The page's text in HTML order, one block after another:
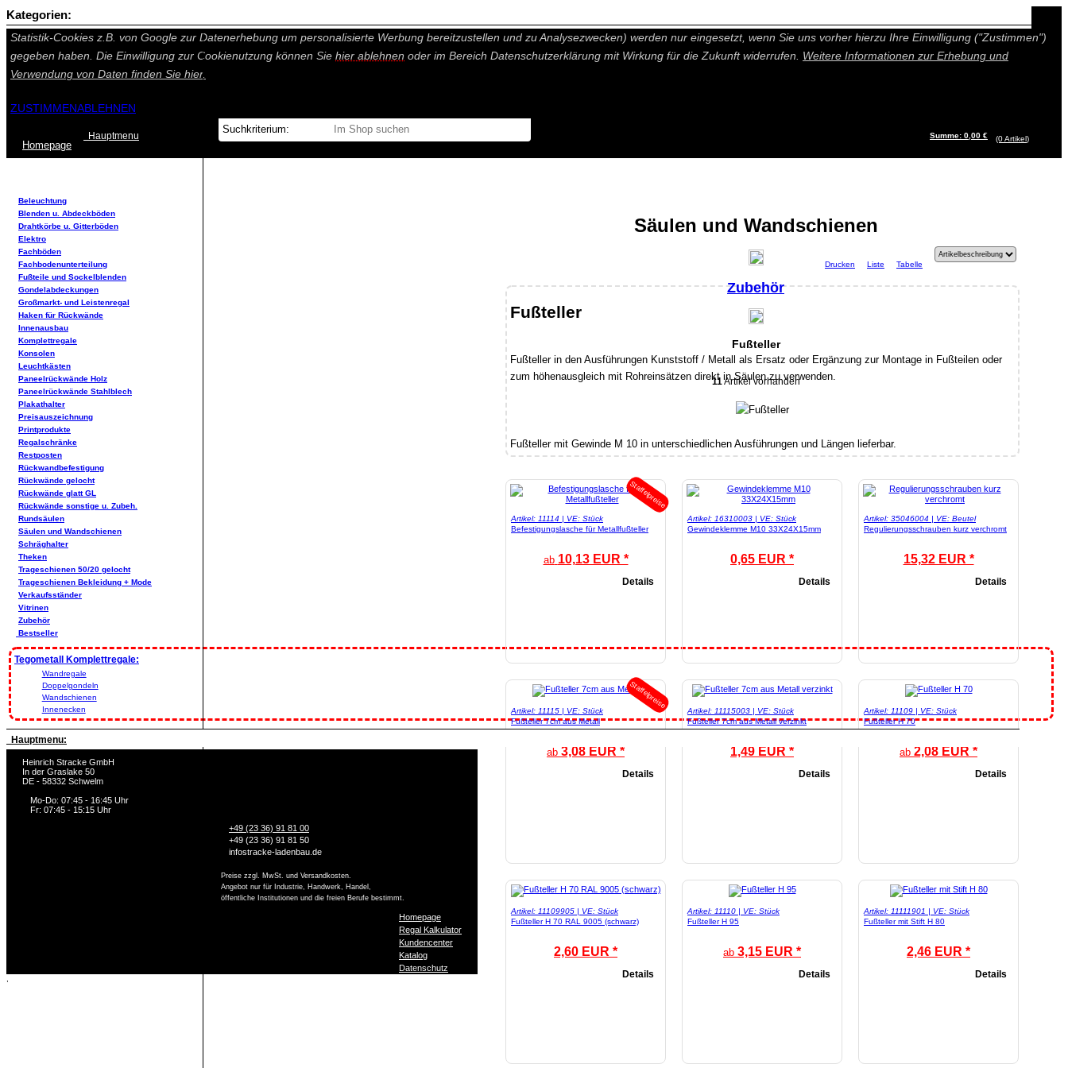
Auf dieser Seite werden technisch notwendige Cookies gesetzt. Technisch nicht notwendige Cookies und Statistik Funktionen, die Ihnen ein besseres und individuelleres Angebot bieten (Marketing- und
Statistik-Cookies z.B. von Google zur Datenerhebung um personalisierte Werbung bereitzustellen und zu Analysezwecken) werden nur eingesetzt, wenn Sie uns vorher hierzu Ihre Einwilligung ("Zustimmen")
gegeben haben. Die Einwilligung zur Cookienutzung können Sie hier ablehnen oder im Bereich Datenschutzerklärung mit Wirkung für die Zukunft widerrufen. Weitere Informationen zur Erhebung und
Verwendung von Daten finden Sie hier.
ZUSTIMMENABLEHNEN
Homepage
Hauptmenu Summe: 0,00 € (0Artikel)
Säulen und Wandschienen
Zubehör
Fußteller
11Artikel vorhanden
Drucken Liste Tabelle
Fußteller
Fußteller in den Ausführungen Kunststoff / Metall als Ersatz oder Ergänzung zur Montage in Fußteilen oder
zum höhenausgleich mit Rohreinsätzen direkt in Säulen zu verwenden.
Fußteller mit Gewinde M 10 in unterschiedlichen Ausführungen und Längen lieferbar.
Staffelpreise
Artikel: 11114 | VE: Stück
Befestigungslasche für Metallfußteller
ab 10,13 EUR *
Details
Artikel: 16310003 | VE: Stück
Gewindeklemme M10 33X24X15mm
0,65 EUR *
Details
Artikel: 35046004 | VE: Beutel
Regulierungsschrauben kurz verchromt
15,32 EUR *
Details
Staffelpreise
Artikel: 11115 | VE: Stück
Fußteller 7cm aus Metall
ab 3,08 EUR *
Details
Artikel: 11115003 | VE: Stück
Fußteller 7cm aus Metall verzinkt
1,49 EUR *
Details
Artikel: 11109 | VE: Stück
Fußteller H 70
ab 2,08 EUR *
Details
Artikel: 11109905 | VE: Stück
Fußteller H 70 RAL 9005 (schwarz)
2,60 EUR *
Details
Artikel: 11110 | VE: Stück
Fußteller H 95
ab 3,15 EUR *
Details
Artikel: 11111901 | VE: Stück
Fußteller mit Stift H 80
2,46 EUR *
Details
Kategorien:
Beleuchtung
Blenden u. Abdeckböden
Drahtkörbe u. Gitterböden
Elektro
Fachböden
Fachbodenunterteilung
Fußteile und Sockelblenden
Gondelabdeckungen
Großmarkt- und Leistenregal
Haken für Rückwände
Innenausbau
Komplettregale
Konsolen
Leuchtkästen
Paneelrückwände Holz
Paneelrückwände Stahlblech
Plakathalter
Preisauszeichnung
Printprodukte
Regalschränke
Restposten
Rückwandbefestigung
Rückwände gelocht
Rückwände glatt GL
Rückwände sonstige u. Zubeh.
Rundsäulen
Säulen und Wandschienen
Schräghalter
Theken
Trageschienen 50/20 gelocht
Trageschienen Bekleidung + Mode
Verkaufsständer
Vitrinen
Zubehör
Bestseller
Tegometall Komplettregale:
Wandregale
Doppelgondeln
Wandschienen
Innenecken
Hauptmenu:
Heinrich Stracke GmbH
In der Graslake 50
DE - 58332 Schwelm
Mo-Do: 07:45 - 16:45 Uhr
Fr: 07:45 - 15:15 Uhr
+49 (23 36) 91 81 00
+49 (23 36) 91 81 50
infostracke-ladenbau.de
Preise zzgl. MwSt. und Versandkosten.
Angebot nur für Industrie, Handwerk, Handel,
öffentliche Institutionen und die freien Berufe bestimmt.
Homepage
Regal Kalkulator
Kundencenter
Katalog
Datenschutz